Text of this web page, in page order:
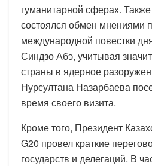
гуманитарной сферах.
состоялся обмен мнениями
международной повестки
Синдзо Абэ, учитывая
страны в ядерное
Нурсултана Назарбаева
время своего визита.
Кроме того, Президент
G20 провел краткие
государств и делегаций. В